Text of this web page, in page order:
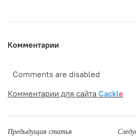
Комментарии
Comments are disabled
Комментарии для сайта Cackle
Предыдущая статья